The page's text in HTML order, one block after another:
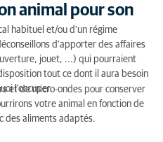
animal pour son
habituel et/ou d’un régime
d’apporter des affaires
jouet, ...) qui pourraient
tout ce dont il aura besoin
l’occuper.
et de micro-ondes pour conserver
votre animal en fonction de
des aliments adaptés.